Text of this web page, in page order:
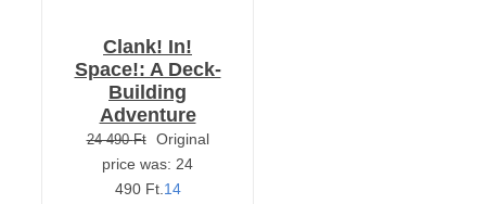
Clank! In!
Space!: A Deck-
Building
Adventure
24 490Ft
Original
price was: 24
490 Ft.14